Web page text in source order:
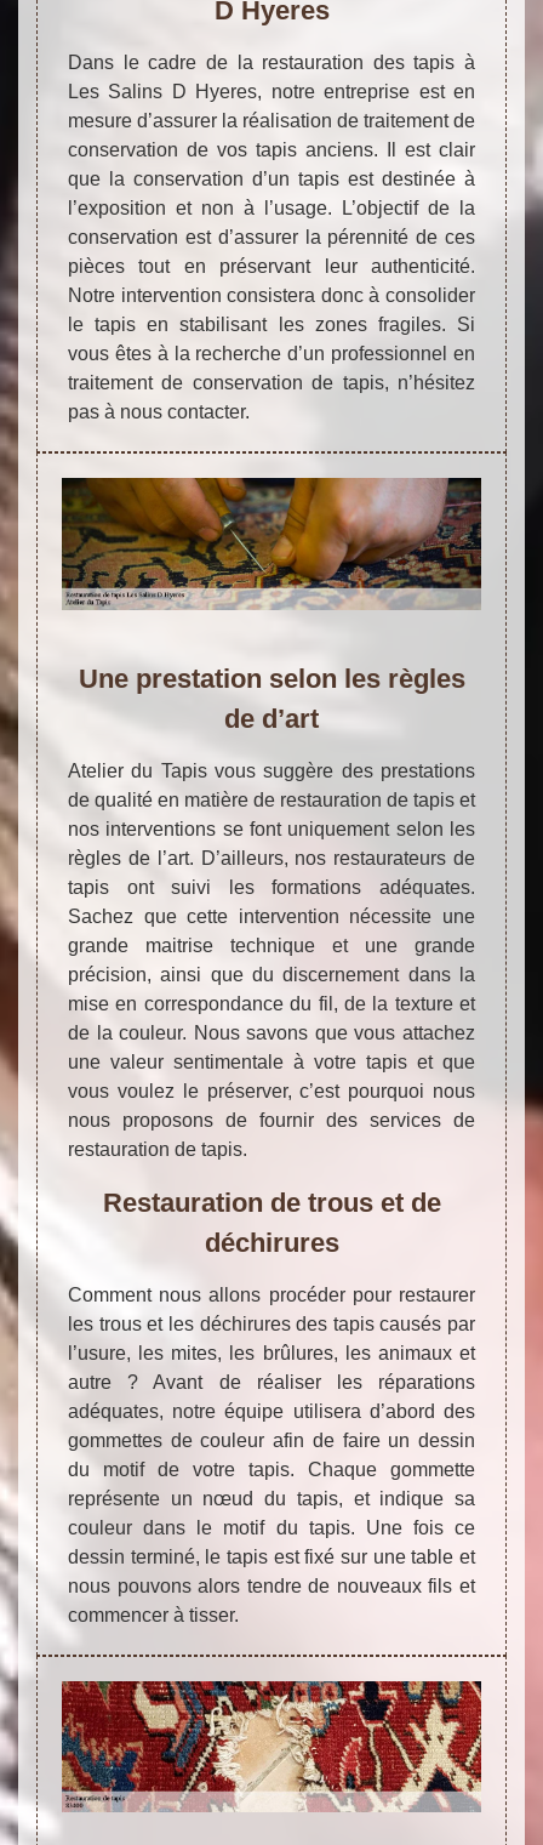
D Hyeres
Dans le cadre de la restauration des tapis à
Les Salins D Hyeres, notre entreprise est en
mesure d’assurer la réalisation de traitement de
conservation de vos tapis anciens. Il est clair
que la conservation d’un tapis est destinée à
l’exposition et non à l’usage. L’objectif de la
conservation est d’assurer la pérennité de ces
pièces tout en préservant leur authenticité.
Notre intervention consistera donc à consolider
le tapis en stabilisant les zones fragiles. Si
vous êtes à la recherche d’un professionnel en
traitement de conservation de tapis, n’hésitez
pas à nous contacter.
Une prestation selon les règles
de d’art
Atelier du Tapis vous suggère des prestations
de qualité en matière de restauration de tapis et
nos interventions se font uniquement selon les
règles de l’art. D’ailleurs, nos restaurateurs de
tapis ont suivi les formations adéquates.
Sachez que cette intervention nécessite une
grande maitrise technique et une grande
précision, ainsi que du discernement dans la
mise en correspondance du fil, de la texture et
de la couleur. Nous savons que vous attachez
une valeur sentimentale à votre tapis et que
vous voulez le préserver, c’est pourquoi nous
nous proposons de fournir des services de
restauration de tapis.
Restauration de trous et de
déchirures
Comment nous allons procéder pour restaurer
les trous et les déchirures des tapis causés par
l’usure, les mites, les brûlures, les animaux et
autre ? Avant de réaliser les réparations
adéquates, notre équipe utilisera d’abord des
gommettes de couleur afin de faire un dessin
du motif de votre tapis. Chaque gommette
représente un nœud du tapis, et indique sa
couleur dans le motif du tapis. Une fois ce
dessin terminé, le tapis est fixé sur une table et
nous pouvons alors tendre de nouveaux fils et
commencer à tisser.